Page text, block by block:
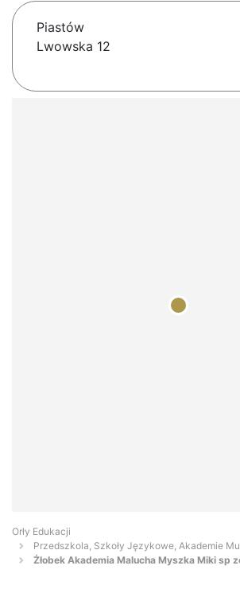
Piastów
Lwowska 12
Orły Edukacji
Przedszkola, Szkoły Językowe, Akademie
Żłobek Akademia Malucha Myszka Miki sp